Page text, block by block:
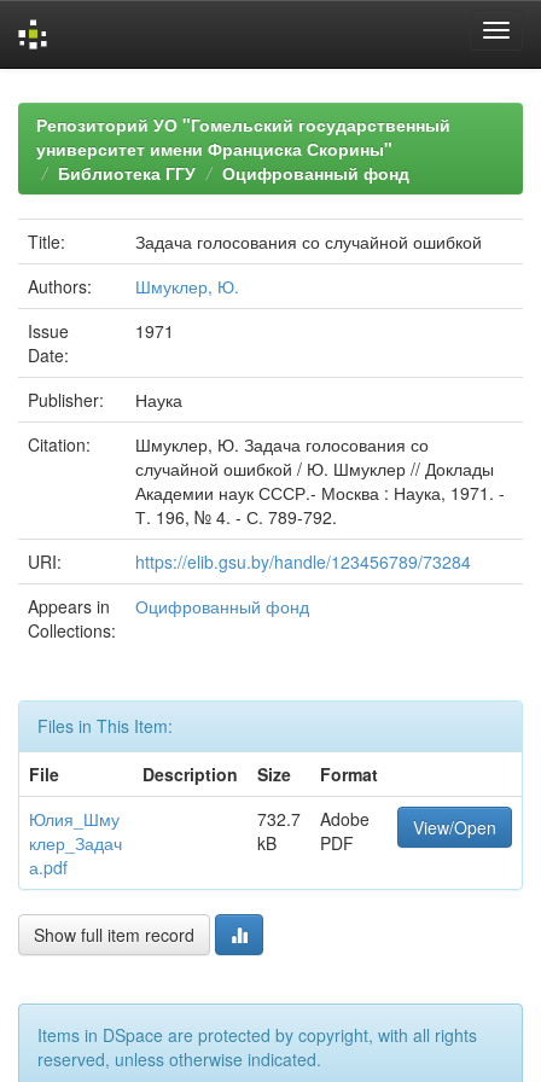
navigationРепозиторий УО "Гомельский государственный
университет имени Франциска Скорины"
Библиотека ГГУ
Оцифрованный фонд
Title:
Задача голосования со случайной ошибкой
Authors:
Шмуклер, Ю.
Issue
Date:
1971
Publisher:
Наука
Citation:
Шмуклер, Ю. Задача голосования со
случайной ошибкой / Ю. Шмуклер // Доклады
Академии наук СССР.- Москва : Наука, 1971. -
Т. 196, № 4. - С. 789-792.
URI:
https://elib.gsu.by/handle/123456789/73284
Appears in
Collections:
Оцифрованный фонд
Files in This Item:
File
Description Size
Format
Юлия_Шму
клер_Задач
а.pdf
732.7
kB
Adobe
PDF
View/Open
Show full item record
Items in DSpace are protected by copyright, with all rights
reserved, unless otherwise indicated.